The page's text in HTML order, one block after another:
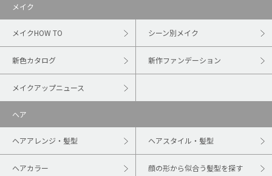
メイク
メイクHOW TO シーン別メイク
新色カタログ 新作ファンデーション
メイクアップニュース
ヘア
ヘアアレンジ・髪型 ヘアスタイル・髪型
ヘアカラー 顔の形から似合う髪型を探す